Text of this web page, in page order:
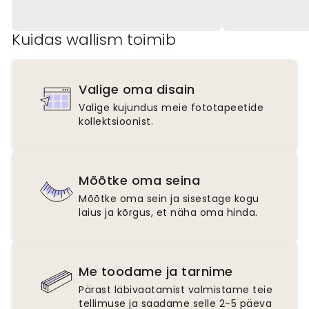
Kuidas wallism toimib
Valige oma disain
Valige kujundus meie fototapeetide
kollektsioonist.
Mõõtke oma seina
Mõõtke oma sein ja sisestage kogu
laius ja kõrgus, et näha oma hinda.
Me toodame ja tarnime
Pärast läbivaatamist valmistame teie
tellimuse ja saadame selle 2-5 päeva